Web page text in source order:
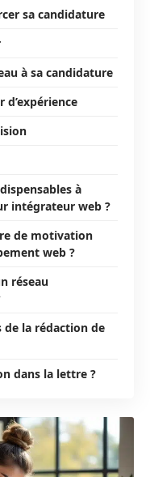
sa candidature
à sa candidature
à
intégrateur web ?
de motivation
web ?
réseau
la rédaction de
dans la lettre ?